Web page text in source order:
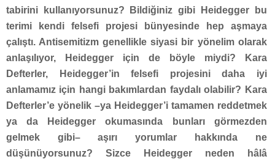
tabirini kullanıyorsunuz? Bildiğiniz gibi Heidegger bu
terimi kendi felsefi projesi bünyesinde hep aşmaya
çalıştı. Antisemitizm genellikle siyasi bir yönelim olarak
anlaşılıyor, Heidegger için de böyle miydi? Kara
Defterler, Heidegger’in felsefi projesini daha iyi
anlamamız için hangi bakımlardan faydalı olabilir? Kara
Defterler’e yönelik –ya Heidegger’i tamamen reddetmek
ya da Heidegger okumasında bunları görmezden
gelmek gibi– aşırı yorumlar hakkında ne
düşünüyorsunuz? Sizce Heidegger neden hâlâ